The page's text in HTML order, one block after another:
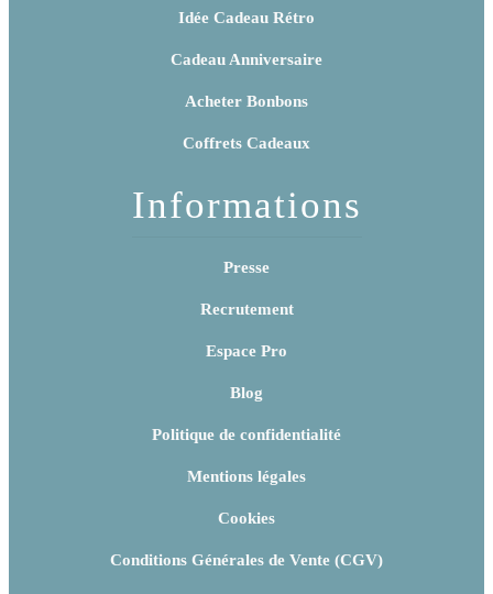
Idée Cadeau Rétro
Cadeau Anniversaire
Acheter Bonbons
Coffrets Cadeaux
Informations
Presse
Recrutement
Espace Pro
Blog
Politique de confidentialité
Mentions légales
Cookies
Conditions Générales de Vente (CGV)